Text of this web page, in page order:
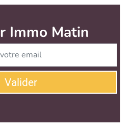
est édité par